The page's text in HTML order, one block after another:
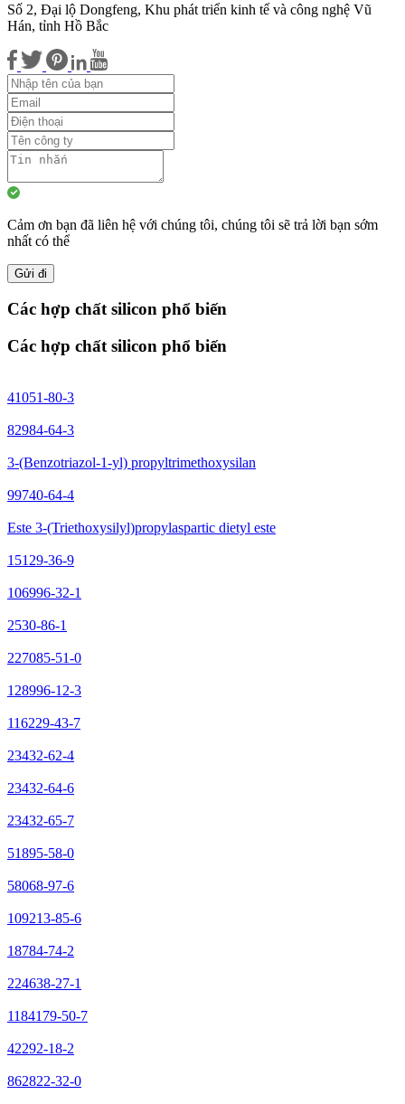
Số 2, Đại lộ Dongfeng, Khu phát triển kinh tế và công nghệ Vũ
Hán, tỉnh Hồ Bắc
Cảm ơn bạn đã liên hệ với chúng tôi, chúng tôi sẽ trả lời bạn sớm
nhất có thể
Gửi đi
Các hợp chất silicon phổ biến
Các hợp chất silicon phổ biến
41051-80-3
82984-64-3
3-(Benzotriazol-1-yl) propyltrimethoxysilan
99740-64-4
Este 3-(Triethoxysilyl)propylaspartic dietyl este
15129-36-9
106996-32-1
2530-86-1
227085-51-0
128996-12-3
116229-43-7
23432-62-4
23432-64-6
23432-65-7
51895-58-0
58068-97-6
109213-85-6
18784-74-2
224638-27-1
1184179-50-7
42292-18-2
862822-32-0